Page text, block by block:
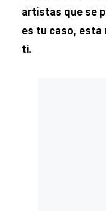
artistas que se
es tu caso, esta
ti.